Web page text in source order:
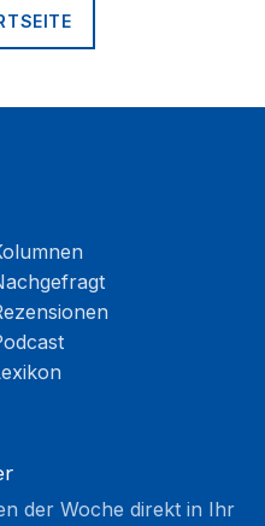
der Woche direkt in Ihr